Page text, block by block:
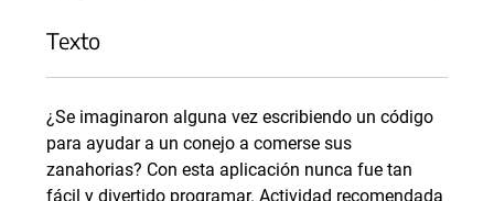
Texto
¿Se imaginaron alguna vez escribiendo un código
para ayudar a un conejo a comerse sus
zanahorias? Con esta aplicación nunca fue tan
fácil y divertido programar. Actividad recomendada